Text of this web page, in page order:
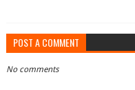
POST A COMMENT
No comments